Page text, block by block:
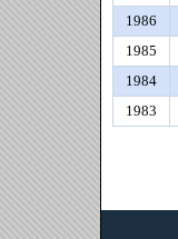
1986
1985
1984
1983